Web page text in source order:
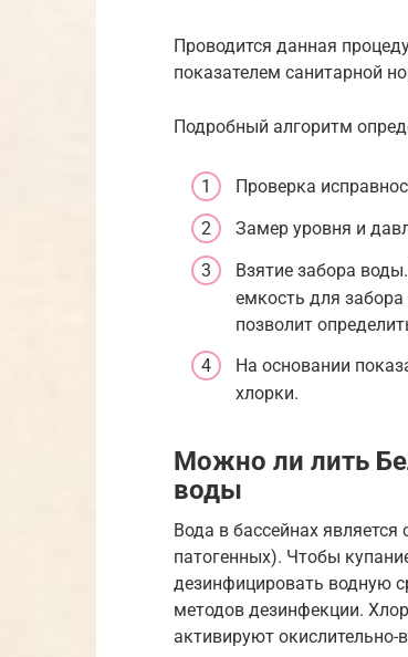
Проводится данная
показателем санитарной
Подробный алгоритм
Проверка
Замер уровня и
Взятие забора
емкость для
позволит
На основании
хлорки.
Можно ли лить
воды
Вода в бассейнах
патогенных). Чтобы
дезинфицировать водную
методов дезинфекции.
активируют окислительно-